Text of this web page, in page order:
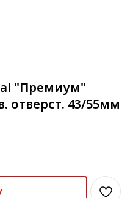
"Премиум"
отверст. 43/55мм